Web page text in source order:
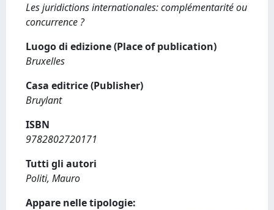
Les juridictions internationales: complémentarité ou
concurrence ?
Luogo di edizione (Place of publication)
Bruxelles
Casa editrice (Publisher)
Bruylant
ISBN
9782802720171
Tutti gli autori
Politi, Mauro
Appare nelle tipologie: